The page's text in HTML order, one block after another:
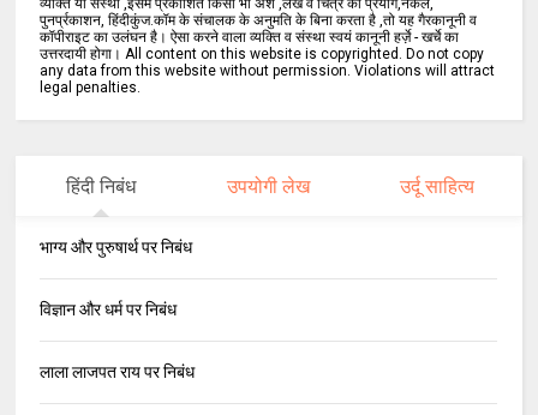
व्यक्ति या संस्था ,इसमें प्रकाशित किसी भी अंश ,लेख व चित्र का प्रयोग,नकल,
पुनर्प्रकाशन, हिंदीकुंज.कॉम के संचालक के अनुमति के बिना करता है ,तो यह गैरकानूनी व
कॉपीराइट का उलंघन है। ऐसा करने वाला व्यक्ति व संस्था स्वयं कानूनी हर्ज़े - खर्चे का
उत्तरदायी होगा। All content on this website is copyrighted. Do not copy
any data from this website without permission. Violations will attract
legal penalties.
हिंदी निबंध उपयोगी लेख उर्दू साहित्य
भाग्य और पुरुषार्थ पर निबंध
विज्ञान और धर्म पर निबंध
लाला लाजपत राय पर निबंध